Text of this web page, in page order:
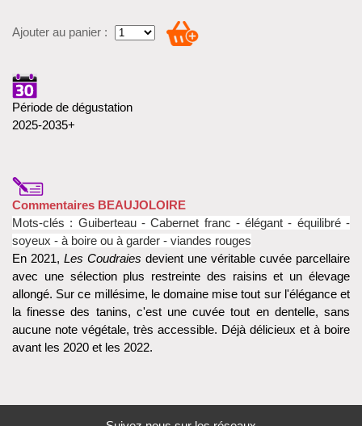
Ajouter au panier :
Période de dégustation
2025-2035+
Commentaires BEAUJOLOIRE
Mots-clés : Guiberteau - Cabernet franc - élégant - équilibré -
soyeux - à boire ou à garder - viandes rouges
En 2021, Les Coudraies devient une véritable cuvée parcellaire
avec une sélection plus restreinte des raisins et un élevage
allongé. Sur ce millésime, le domaine mise tout sur l'élégance et
la finesse des tanins, c'est une cuvée tout en dentelle, sans
aucune note végétale, très accessible. Déjà délicieux et à boire
avant les 2020 et les 2022.